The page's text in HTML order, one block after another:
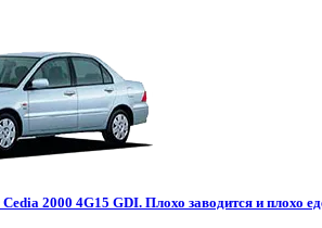
2000 4G15 GDI. Плохо заводится и плохо